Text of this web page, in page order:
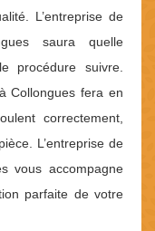
L’entreprise de
saura quelle
procédure suivre.
Collongues fera en
correctement,
L’entreprise de
vous accompagne
parfaite de votre